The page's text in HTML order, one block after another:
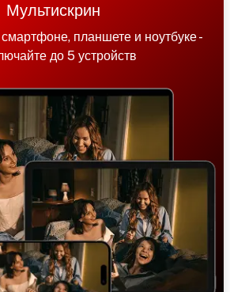
Мультискрин
планшете и ноутбуке -
до 5 устройств